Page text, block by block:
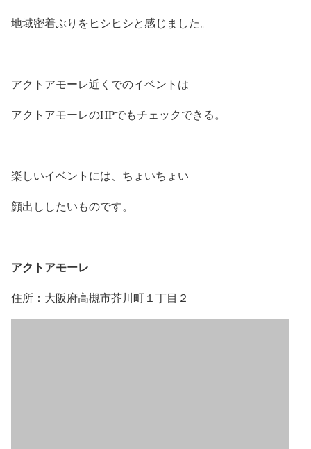
地域密着ぶりをヒシヒシと感じました。
アクトアモーレ近くでのイベントは
アクトアモーレのHPでもチェックできる。
楽しいイベントには、ちょいちょい
顔出ししたいものです。
アクトアモーレ
住所：大阪府高槻市芥川町１丁目２